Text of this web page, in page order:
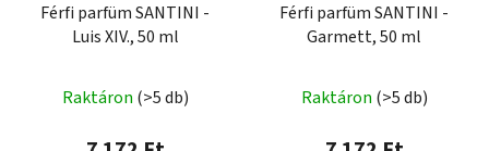
Férfi parfüm SANTINI -
Luis XIV., 50 ml
termék
átlagos
Raktáron (>5 db)
Férfi parfüm SANTINI -
Garmett, 50 ml
Raktáron (>5 db)